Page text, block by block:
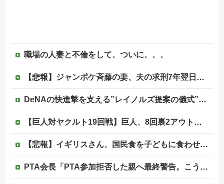
職場の人妻と不倫をして、ついに、、、
【悲報】ジャンポケ斉藤の妻、夫の求刑7年翌日にウキウキでInstagram更新
DeNAの快進撃を支える”レイノルズ提案の儀式” 決勝2ランの宮下が明かす「儀式を始めてから、チームが一つになっている」
【巨人対ヤクルト19回戦】巨人、8回裏2アウト二塁から松本剛のタイムリーツーベースでリードを4点に広げる！！！！！！！！他
【悲報】イギリスさん、国民食を子どもに食わせるのを諦めるｗｗｗｗｗｗｗ
PTA会長「PTA参加拒否した親へ最終警告。こうなってもいい？」